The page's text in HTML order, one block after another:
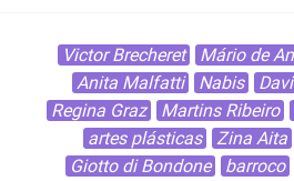
Victor Brecheret Mário de
Anita Malfatti
Nabis Davi
Regina Graz
Martins Ribeiro
artes plásticas
Zina Aita
Giotto di Bondone
barroco